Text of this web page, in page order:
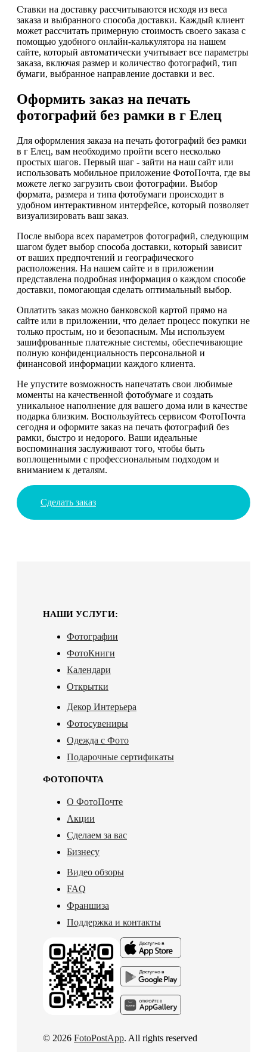
Ставки на доставку рассчитываются исходя из веса
заказа и выбранного способа доставки. Каждый клиент
может рассчитать примерную стоимость своего заказа с
помощью удобного онлайн-калькулятора на нашем
сайте, который автоматически учитывает все параметры
заказа, включая размер и количество фотографий, тип
бумаги, выбранное направление доставки и вес.
Оформить заказ на печать
фотографий без рамки в г Елец
Для оформления заказа на печать фотографий без рамки
в г Елец, вам необходимо пройти всего несколько
простых шагов. Первый шаг - зайти на наш сайт или
использовать мобильное приложение ФотоПочта, где вы
можете легко загрузить свои фотографии. Выбор
формата, размера и типа фотобумаги происходит в
удобном интерактивном интерфейсе, который позволяет
визуализировать ваш заказ.
После выбора всех параметров фотографий, следующим
шагом будет выбор способа доставки, который зависит
от ваших предпочтений и географического
расположения. На нашем сайте и в приложении
представлена подробная информация о каждом способе
доставки, помогающая сделать оптимальный выбор.
Оплатить заказ можно банковской картой прямо на
сайте или в приложении, что делает процесс покупки не
только простым, но и безопасным. Мы используем
зашифрованные платежные системы, обеспечивающие
полную конфиденциальность персональной и
финансовой информации каждого клиента.
Не упустите возможность напечатать свои любимые
моменты на качественной фотобумаге и создать
уникальное наполнение для вашего дома или в качестве
подарка близким. Воспользуйтесь сервисом ФотоПочта
сегодня и оформите заказ на печать фотографий без
рамки, быстро и недорого. Ваши идеальные
воспоминания заслуживают того, чтобы быть
воплощенными с профессиональным подходом и
вниманием к деталям.
Сделать заказ
НАШИ УСЛУГИ:
Фотографии
ФотоКниги
Календари
Открытки
Декор Интерьера
Фотосувениры
Одежда с Фото
Подарочные сертификаты
ФОТОПОЧТА
О ФотоПочте
Акции
Сделаем за вас
Бизнесу
Видео обзоры
FAQ
Франшиза
Поддержка и контакты
© 2026 FotoPostApp. All rights reserved